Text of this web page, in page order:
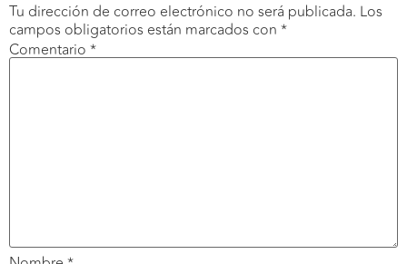
Tu dirección de correo electrónico no será publicada. Los
campos obligatorios están marcados con *
Comentario *